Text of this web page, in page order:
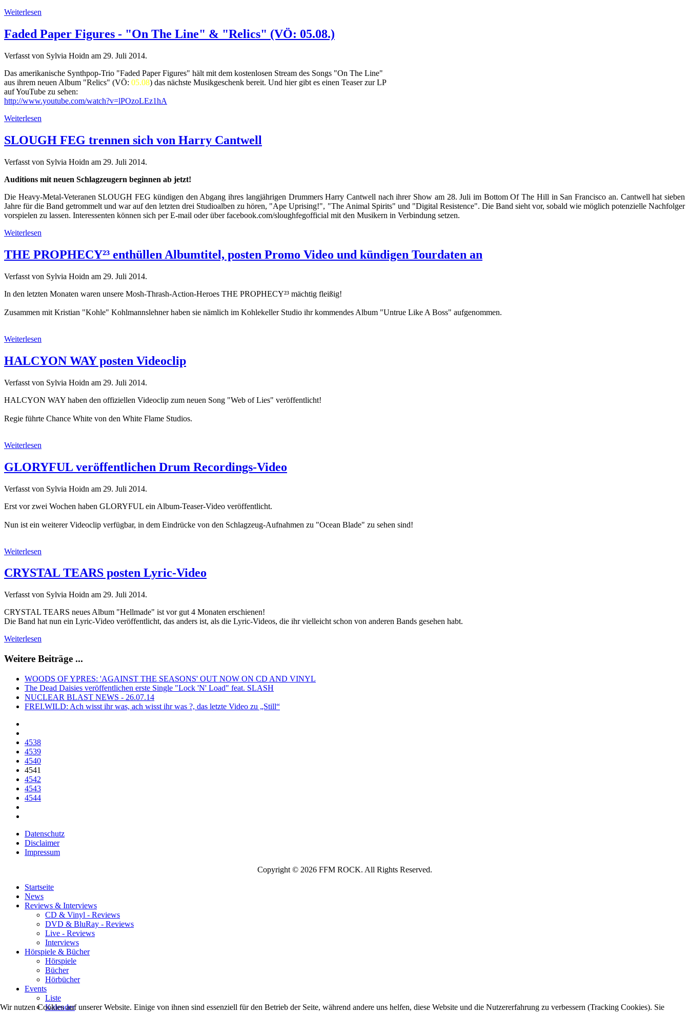
Weiterlesen
Faded Paper Figures - "On The Line" & "Relics" (VÖ: 05.08.)
Verfasst von Sylvia Hoidn am 29. Juli 2014.
Das amerikanische Synthpop-Trio "Faded Paper Figures" hält mit dem kostenlosen Stream des Songs "On The Line"
aus ihrem neuen Album "Relics" (VÖ: 05.08) das nächste Musikgeschenk bereit. Und hier gibt es einen Teaser zur LP
auf YouTube zu sehen:
http://www.youtube.com/watch?v=lPOzoLEz1hA
Weiterlesen
SLOUGH FEG trennen sich von Harry Cantwell
Verfasst von Sylvia Hoidn am 29. Juli 2014.
Auditions mit neuen Schlagzeugern beginnen ab jetzt!
Die Heavy-Metal-Veteranen SLOUGH FEG kündigen den Abgang ihres langjährigen Drummers Harry Cantwell nach ihrer Show am 28. Juli im Bottom Of The Hill in San Francisco an. Cantwell hat sieben
Jahre für die Band getrommelt und war auf den letzten drei Studioalben zu hören, "Ape Uprising!", "The Animal Spirits" und "Digital Resistence". Die Band sieht vor, sobald wie möglich potenzielle Nachfolger
vorspielen zu lassen. Interessenten können sich per E-mail oder über facebook.com/sloughfegofficial mit den Musikern in Verbindung setzen.
Weiterlesen
THE PROPHECY²³ enthüllen Albumtitel, posten Promo Video und kündigen Tourdaten an
Verfasst von Sylvia Hoidn am 29. Juli 2014.
In den letzten Monaten waren unsere Mosh-Thrash-Action-Heroes THE PROPHECY²³ mächtig fleißig!
Zusammen mit Kristian "Kohle" Kohlmannslehner haben sie nämlich im Kohlekeller Studio ihr kommendes Album "Untrue Like A Boss" aufgenommen.
Weiterlesen
HALCYON WAY posten Videoclip
Verfasst von Sylvia Hoidn am 29. Juli 2014.
HALCYON WAY haben den offiziellen Videoclip zum neuen Song "Web of Lies" veröffentlicht!
Regie führte Chance White von den White Flame Studios.
Weiterlesen
GLORYFUL veröffentlichen Drum Recordings-Video
Verfasst von Sylvia Hoidn am 29. Juli 2014.
Erst vor zwei Wochen haben GLORYFUL ein Album-Teaser-Video veröffentlicht.
Nun ist ein weiterer Videoclip verfügbar, in dem Eindrücke von den Schlagzeug-Aufnahmen zu "Ocean Blade" zu sehen sind!
Weiterlesen
CRYSTAL TEARS posten Lyric-Video
Verfasst von Sylvia Hoidn am 29. Juli 2014.
CRYSTAL TEARS neues Album "Hellmade" ist vor gut 4 Monaten erschienen!
Die Band hat nun ein Lyric-Video veröffentlicht, das anders ist, als die Lyric-Videos, die ihr vielleicht schon von anderen Bands gesehen habt.
Weiterlesen
Weitere Beiträge ...
WOODS OF YPRES: 'AGAINST THE SEASONS' OUT NOW ON CD AND VINYL
The Dead Daisies veröffentlichen erste Single "Lock 'N' Load" feat. SLASH
NUCLEAR BLAST NEWS - 26.07.14
FREI.WILD: Ach wisst ihr was, ach wisst ihr was ?, das letzte Video zu „Still“
4538
4539
4540
4541
4542
4543
4544
Datenschutz
Disclaimer
Impressum
Copyright © 2026 FFM ROCK. All Rights Reserved.
Startseite
News
Reviews & Interviews
CD & Vinyl - Reviews
DVD & BluRay - Reviews
Live - Reviews
Interviews
Hörspiele & Bücher
Hörspiele
Bücher
Hörbücher
Events
Liste
Kalender
Wir nutzen Cookies auf unserer Website. Einige von ihnen sind essenziell für den Betrieb der Seite, während andere uns helfen, diese Website und die Nutzererfahrung zu verbessern (Tracking Cookies). Sie